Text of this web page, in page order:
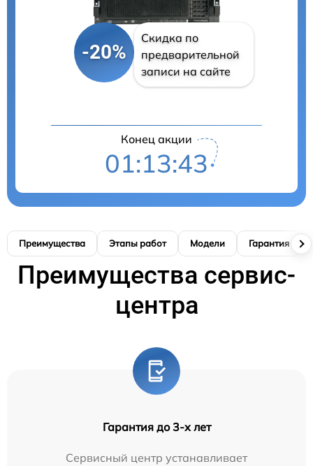
-20%
Скидка по
предварительной
записи на сайте
Конец акции
01:13:42
Преимущества Этапы работ Модели Гарантия
Преимущества сервис-
центра
Гарантия до 3-х лет
Сервисный центр устанавливает